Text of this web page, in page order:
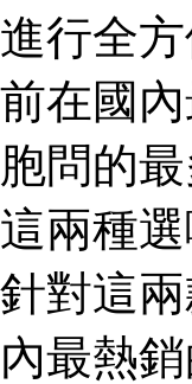
進行全
前在國
胞問的
這兩種
針對這
內最熱